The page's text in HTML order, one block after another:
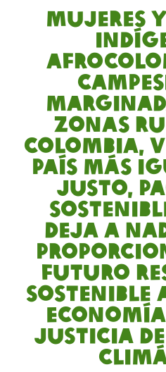
Mujeres
zonas
Colombia,
país más
justo,
deja a
futuro
sostenible
justicia